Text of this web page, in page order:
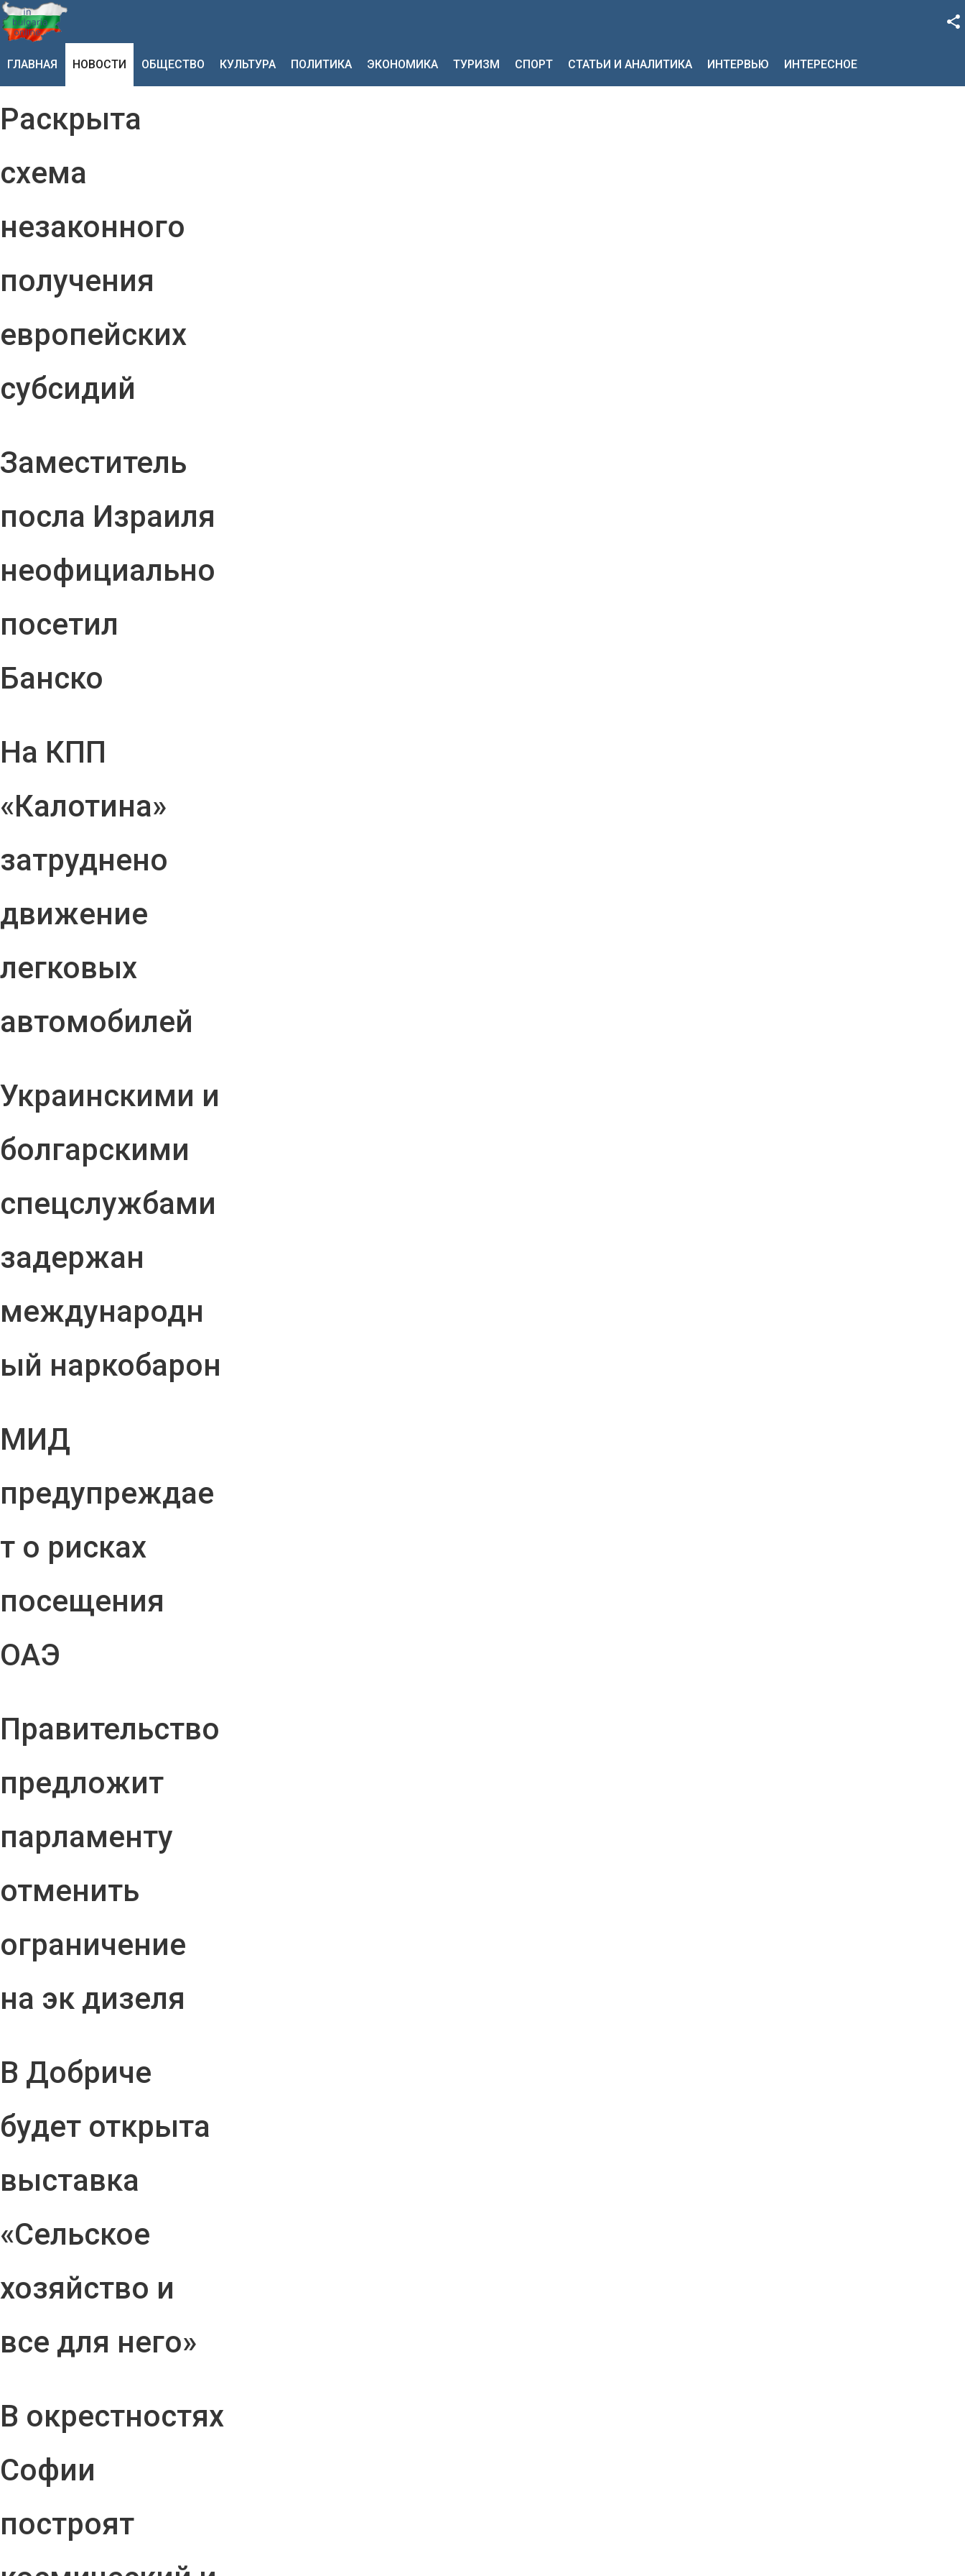
Google+
ГЛАВНАЯ НОВОСТИ ОБЩЕСТВО КУЛЬТУРА ПОЛИТИКА ЭКОНОМИКА ТУРИЗМ СПОРТ СТАТЬИ И АНАЛИТИКА ИНТЕРВЬЮ ИНТЕРЕСНОЕ
Раскрыта
схема
незаконного
получения
европейских
субсидий
Заместитель
посла Израиля
неофициально
посетил
Банско
На КПП
«Калотина»
затруднено
движение
легковых
автомобилей
Украинскими и
болгарскими
спецслужбами
задержан
международн
ый наркобарон
МИД
предупреждае
т о рисках
посещения
ОАЭ
Правительство
предложит
парламенту
отменить
ограничение
на эк дизеля
В Добриче
будет открыта
выставка
«Сельское
хозяйство и
все для него»
В окрестностях
Софии
построят